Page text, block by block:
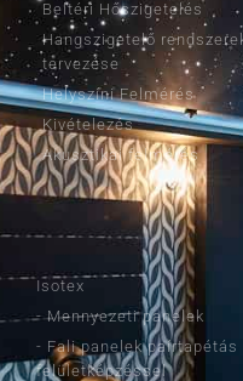
Beltéri Hőszigetelés
Hangszigetelő
tervezése
Helyszíni Felmérés
Kivételezés
Akusztikai felmérés
TERMÉKEINK
Isotex
- Mennyezeti panelek
- Fali panelek paírtapétás
felületképzéssel